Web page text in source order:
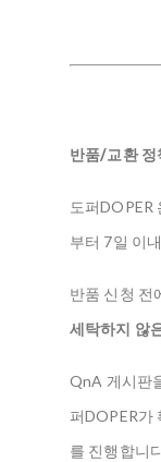
반품/교환 정
도퍼DOPER
부터 7일 이
반품 신청 전
세탁하지 않
QnA 게시판
퍼DOPER가
를 진행합니